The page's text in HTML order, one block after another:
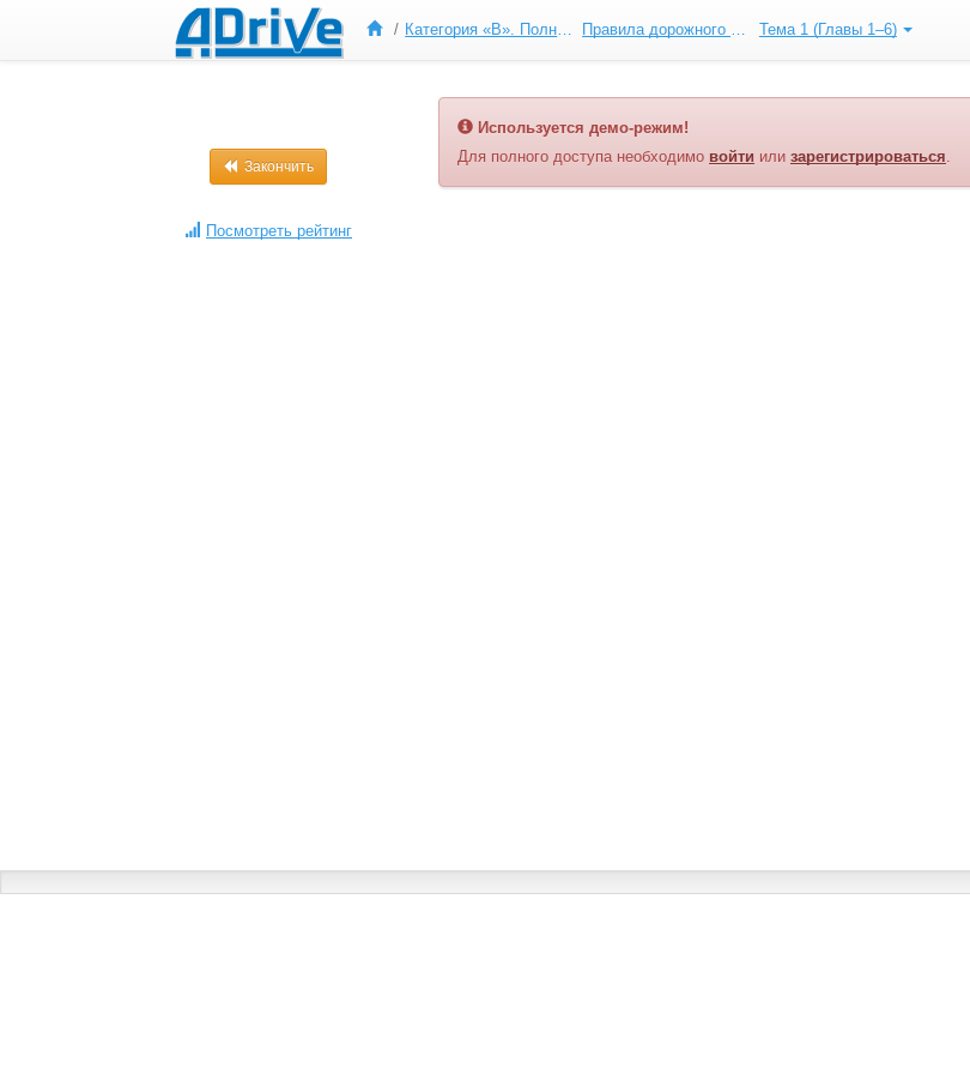
Категория «B». Полный курс ПДД Правила дорожного движения Тема 1 (Главы 1–6)
Закончить
Посмотреть рейтинг
Используется демо-режим!
Для полного доступа необходимо войти или зарегистрироваться.